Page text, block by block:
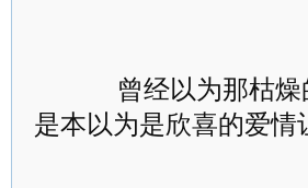
曾经以为那枯燥
是本以为是欣喜的爱